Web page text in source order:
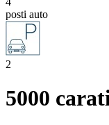
posti auto
2
5000